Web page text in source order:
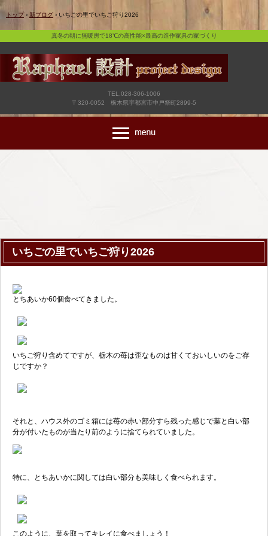
真冬の朝に無暖房で18℃の高性能×最高の造作家具の家づくり
トップ › 新ブログ › いちごの里でいちご狩り2026
真冬の朝に無暖房で18℃の高性能×最高の造作家具の家づくり
TEL.028-306-1006
〒320-0052 栃木県宇都宮市中戸祭町2899-5
いちごの里でいちご狩り2026
とちあいか60個食べてきました。
いちご狩り含めてですが、栃木の苺は歪なものは甘くておいしいのをご存
じですか？
それと、ハウス外のゴミ箱には苺の赤い部分すら残った感じで葉と白い部
分が付いたものが当たり前のように捨てられていました。
特に、とちあいかに関しては白い部分も美味しく食べられます。
このように、葉を取ってキレイに食べましょう！